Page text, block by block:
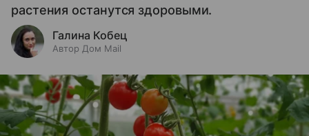
растения останутся здоровыми.
Галина Кобец
Автор Дом Mail